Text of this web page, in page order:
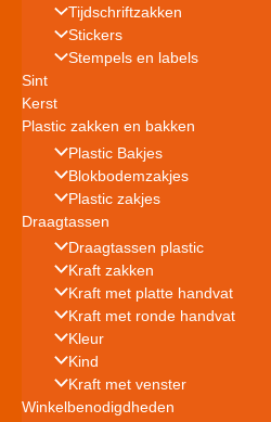
Tijdschriftzakken
Stickers
Stempels en labels
Sint
Kerst
Plastic zakken en bakken
Plastic Bakjes
Blokbodemzakjes
Plastic zakjes
Draagtassen
Draagtassen plastic
Kraft zakken
Kraft met platte handvat
Kraft met ronde handvat
Kleur
Kind
Kraft met venster
Winkelbenodigdheden